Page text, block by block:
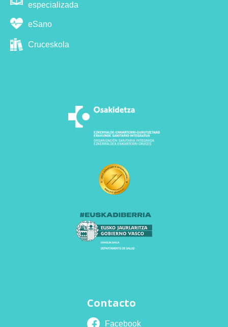
especializada
eSano
Cruceskola
Contacto
Facebook